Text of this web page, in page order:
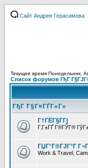
Сайт Андрея Герасимова
Текущее время Понедельник,
Список форумов ГђГ
ГђГ Г§Г¤ГҐГ«Г»
Г†ГЁГ§Г­Гј
Г‚Г±ГҐ Г®ГЎГ®
ГЏГ°Г®ГЈГ°Г
Work & Travel,